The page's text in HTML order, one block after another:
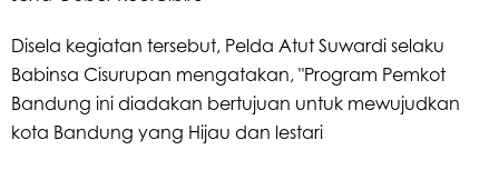
Disela kegiatan tersebut, Pelda Atut Suwardi selaku
Babinsa Cisurupan mengatakan, "Program Pemkot
Bandung ini diadakan bertujuan untuk mewujudkan
kota Bandung yang Hijau dan lestari